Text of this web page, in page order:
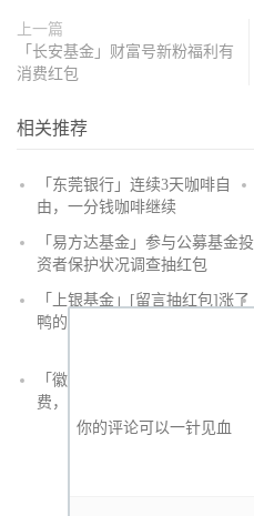
上一篇
「长安基金」财富号新粉福利有
消费红包
相关推荐
「东莞银行」连续3天咖啡自
由，一分钱咖啡继续
「易方达基金」参与公募基金投
资者保护状况调查抽红包
「上银基金」[留言抽红包]​涨了
鸭的投资旅途
「徽商银行」手机银行充值话
费，至高立减30元